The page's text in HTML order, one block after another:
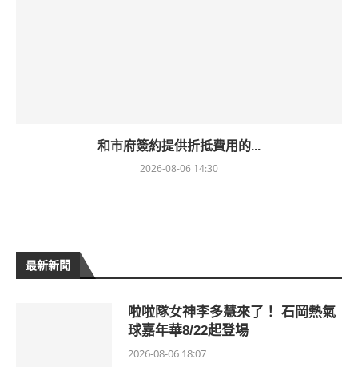
和市府簽約提供折抵費用的...
2026-08-06 14:30
最新新聞
啦啦隊女神李多慧來了！ 石岡熱氣
球嘉年華8/22起登場
2026-08-06 18:07